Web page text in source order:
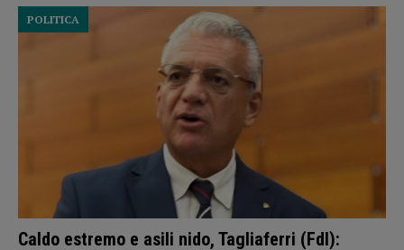
Caldo estremo e asili nido, Tagliaferri (FdI):
POLITICA